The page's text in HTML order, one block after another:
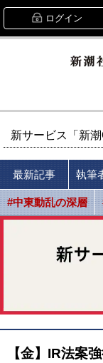
ログイン
新サービス「新
最新記事 執筆
#中東動乱の深層
【金】IR法案